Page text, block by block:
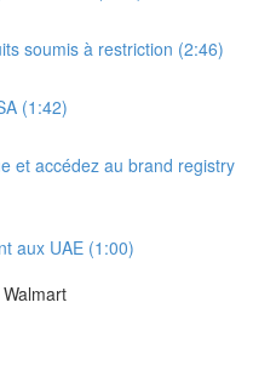
soumis à restriction (2:46)
(1:42)
et accédez au brand registry
aux UAE (1:00)